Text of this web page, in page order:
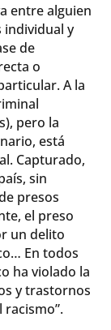
entre alguien
individual y
de
o
A la
pero la
está
Capturado,
sin
presos
el preso
un delito
En todos
ha violado la
y trastornos
racismo”.